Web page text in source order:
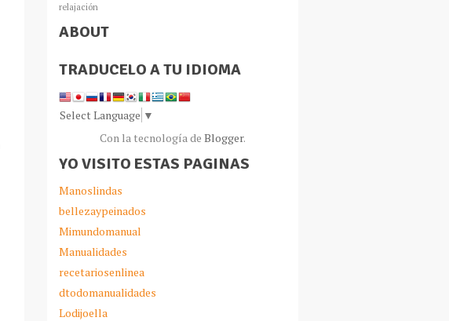
relajación
ABOUT
TRADUCELO A TU IDIOMA
Select Language ▼
Con la tecnología de Blogger.
YO VISITO ESTAS PAGINAS
Manoslindas
bellezaypeinados
Mimundomanual
Manualidades
recetariosenlinea
dtodomanualidades
Lodijoella